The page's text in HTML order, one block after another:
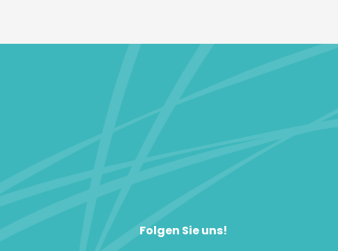
Folgen Sie uns!